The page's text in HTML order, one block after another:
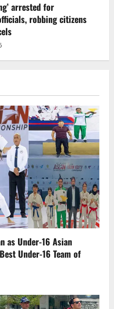
arrested for
robbing citizens
as Under-16 Asian
Under-16 Team of